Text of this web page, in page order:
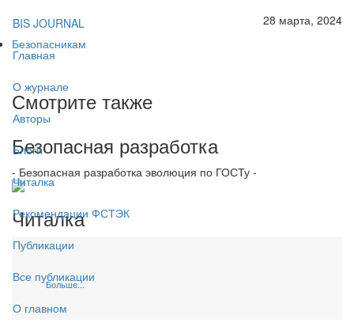
BIS JOURNAL
Главная
О журнале
Авторы
Блоги
Читалка
Рекомендации ФСТЭК
Публикации
Все публикации
О главном
28 марта, 2024
Безопасникам
Смотрите также
Безопасная разработка
- Безопасная разработка эволюция по ГОСТу -
Читалка
Больше...